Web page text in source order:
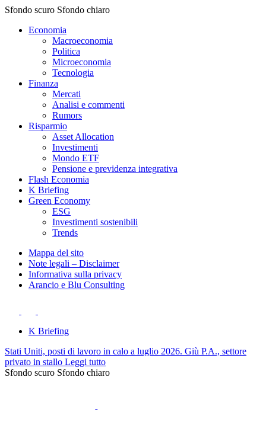
Sfondo scuro Sfondo chiaro
Economia
Macroeconomia
Politica
Microeconomia
Tecnologia
Finanza
Mercati
Analisi e commenti
Rumors
Risparmio
Asset Allocation
Investimenti
Mondo ETF
Pensione e previdenza integrativa
Flash Economia
K Briefing
Green Economy
ESG
Investimenti sostenibili
Trends
Mappa del sito
Note legali – Disclaimer
Informativa sulla privacy
Arancio e Blu Consulting
K Briefing
Stati Uniti, posti di lavoro in calo a luglio 2026. Giù P.A., settore
privato in stallo Leggi tutto
Sfondo scuro Sfondo chiaro